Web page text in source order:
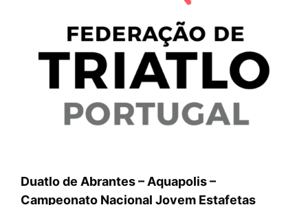
Duatlo de Abrantes – Aquapolis –
Campeonato Nacional Jovem Estafetas